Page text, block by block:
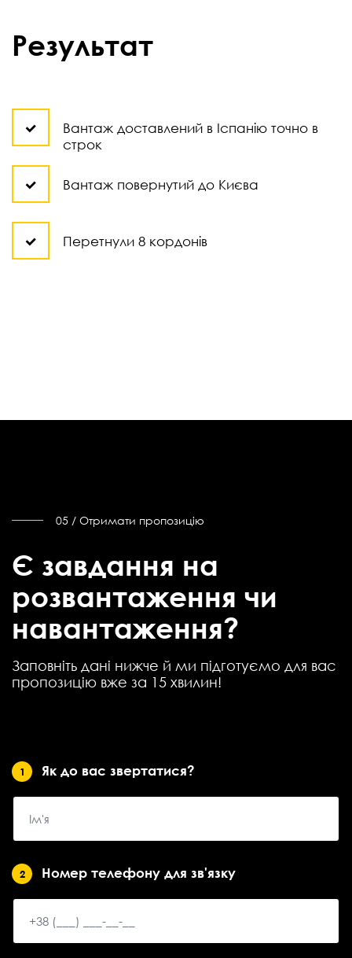
Результат
Вантаж доставлений в Іспанію точно в
строк
Вантаж повернутий до Києва
Перетнули 8 кордонів
05 / Отримати пропозицію
Є завдання на
розвантаження чи
навантаження?
Заповніть дані нижче й ми підготуємо для вас
пропозицію вже за 15 хвилин!
1 Як до вас звертатися?
2 Номер телефону для зв'язку